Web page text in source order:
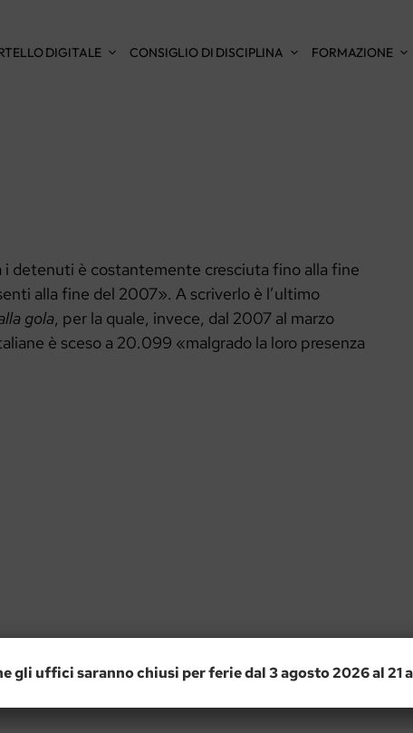
DIGITALE CONSIGLIO DI DISCIPLINA FORMAZIONE
detenuti è costantemente cresciuta fino alla fine
alla fine del 2007». A scriverlo è l’ultimo
gola, per la quale, invece, dal 2007 al marzo
è sceso a 20.099 «malgrado la loro presenza
gli uffici saranno chiusi per ferie dal 3 agosto 2026 al 21